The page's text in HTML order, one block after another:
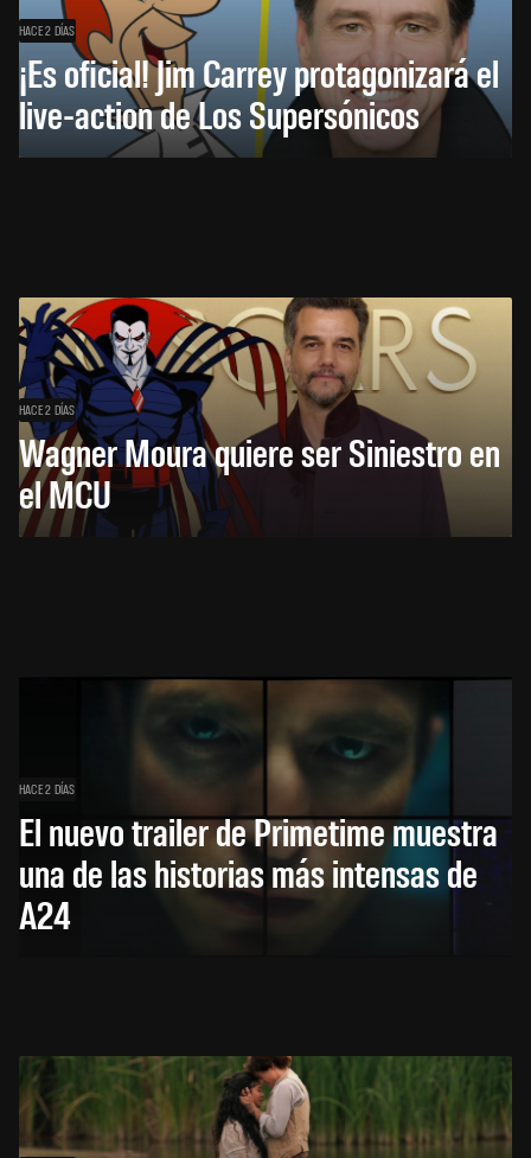
HACE 2 DÍAS
¡Es oficial! Jim Carrey protagonizará el
live-action de Los Supersónicos
HACE 2 DÍAS
Wagner Moura quiere ser Siniestro en
el MCU
HACE 2 DÍAS
El nuevo trailer de Primetime muestra
una de las historias más intensas de
A24